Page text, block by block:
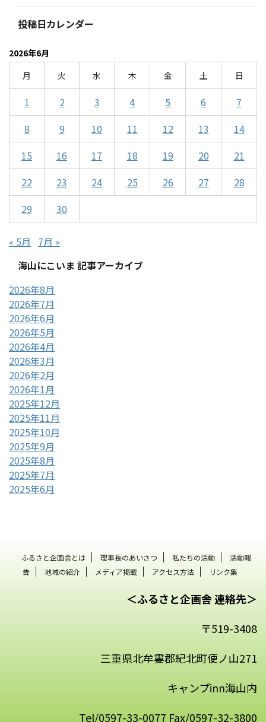
投稿日カレンダー
2026年6月
月
火 水 木 金 土 日
1 2 3 4 5 6
7
8
9 10 11 12 13
14
15
16 17 18 19 20
21
22
23 24 25 26 27
28
29
30
« 5月
7月 »
海山にこいま 記事アーカイブ
2026年8月
2026年7月
2026年6月
2026年5月
2026年4月
2026年3月
2026年2月
2026年1月
2025年12月
2025年11月
2025年10月
2025年9月
2025年8月
2025年7月
2025年6月
ふるさと企画舎とは 理事長のあいさつ 私たちの活動
活動報
告
地域の紹介 メディア掲載 アクセス方法 リンク集
＜ふるさと企画舎 連絡先＞
〒519-3408
三重県北牟婁郡紀北町便ノ山271
キャンプinn海山内
Tel/0597-33-0077 Fax/0597-32-3800